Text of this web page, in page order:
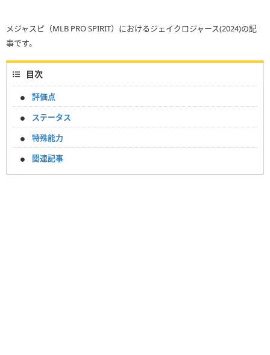
メジャスピ（MLB PRO SPIRIT）におけるジェイクロジャース(2024)の記
事です。
目次
評価点
ステータス
特殊能力
関連記事